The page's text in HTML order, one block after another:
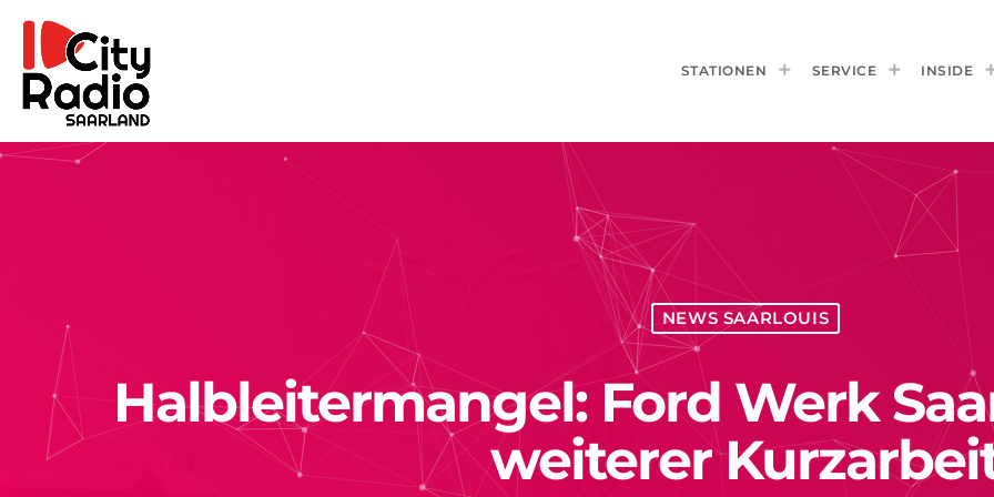
STATIONEN SERVICE INSIDE
NEWS SAARLOUIS
Halbleitermangel: Ford Werk
weiterer